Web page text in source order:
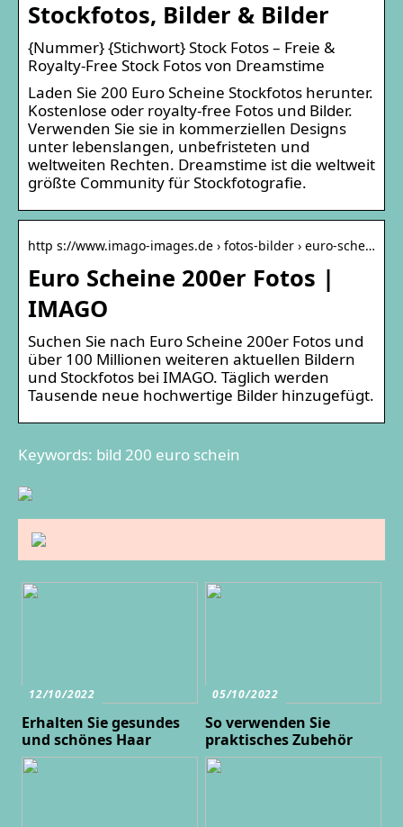
Stockfotos, Bilder & Bilder
{Nummer} {Stichwort} Stock Fotos – Freie &
Royalty-Free Stock Fotos von Dreamstime
Laden Sie 200 Euro Scheine Stockfotos herunter.
Kostenlose oder royalty-free Fotos und Bilder.
Verwenden Sie sie in kommerziellen Designs
unter lebenslangen, unbefristeten und
weltweiten Rechten. Dreamstime ist die weltweit
größte Community für Stockfotografie.
http s://www.imago-images.de › fotos-bilder › euro-sche…
Euro Scheine 200er Fotos |
IMAGO
Suchen Sie nach Euro Scheine 200er Fotos und
über 100 Millionen weiteren aktuellen Bildern
und Stockfotos bei IMAGO. Täglich werden
Tausende neue hochwertige Bilder hinzugefügt.
Keywords: bild 200 euro schein
12/10/2022
Erhalten Sie gesundes
und schönes Haar
05/10/2022
So verwenden Sie
praktisches Zubehör